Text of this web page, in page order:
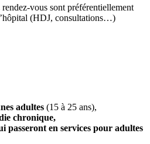
vous sont préférentiellement
(HDJ, consultations…)
adultes (15 à 25 ans),
chronique,
passeront en services pour adultes